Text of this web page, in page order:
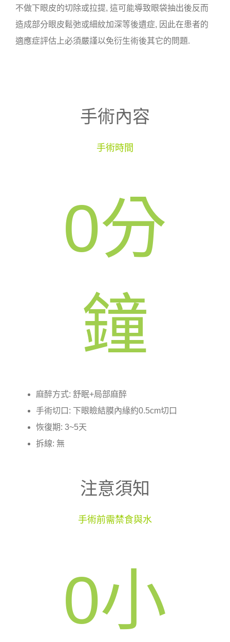
不做下眼皮的切除或拉提, 這可能導致眼袋抽出後反而
造成部分眼皮鬆弛或細紋加深等後遺症, 因此在患者的
適應症評估上必須嚴謹以免衍生術後其它的問題.
手術內容
手術時間
0分
鐘
麻醉方式: 舒眠+局部麻醉
手術切口: 下眼瞼結膜內緣約0.5cm切口
恢復期: 3~5天
拆線: 無
注意須知
手術前需禁食與水
0小